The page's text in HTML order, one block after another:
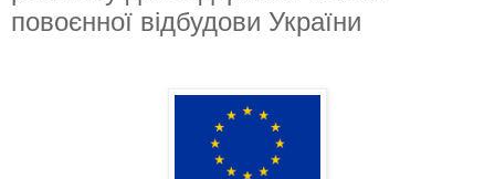
повоєнної відбудови України